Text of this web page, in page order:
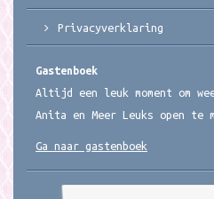
Privacyverklaring
Gastenboek
Altijd een leuk moment om
Anita en Meer Leuks open te
Ga naar gastenboek